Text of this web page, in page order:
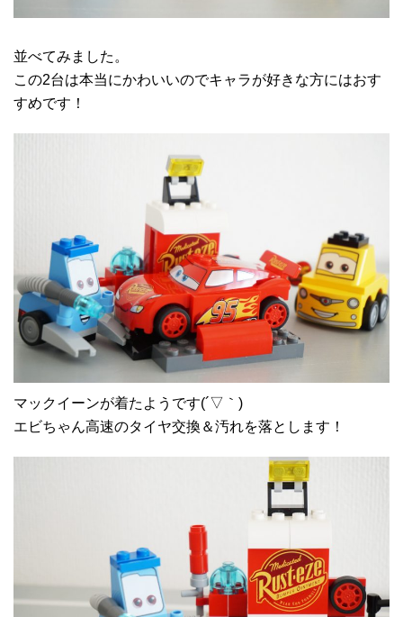
並べてみました。
この2台は本当にかわいいのでキャラが好きな方にはおす
すめです！
マックイーンが着たようです(´▽｀)
エビちゃん高速のタイヤ交換＆汚れを落とします！